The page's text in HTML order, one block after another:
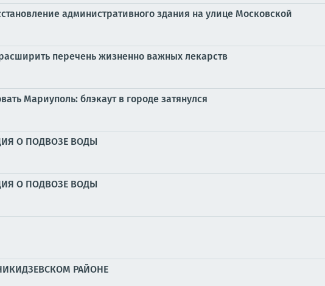
административного здания на улице Московской
перечень жизненно важных лекарств
Мариуполь: блэкаут в городе затянулся
О ПОДВОЗЕ ВОДЫ
О ПОДВОЗЕ ВОДЫ
РАЙОНЕ